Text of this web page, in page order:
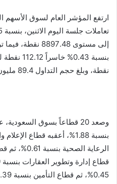
ارتفع المؤشر العام لسوق الأسهم
إلى مستوى
نقطة، وبلغ حجم التداول 89.4 مليون سهم بقيمة 2.7 مليار ريال.
وصعد 20 قطاعاً بسوق